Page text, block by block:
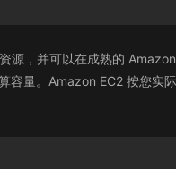
源，并可以在成熟的
量。Amazon EC2 按您实